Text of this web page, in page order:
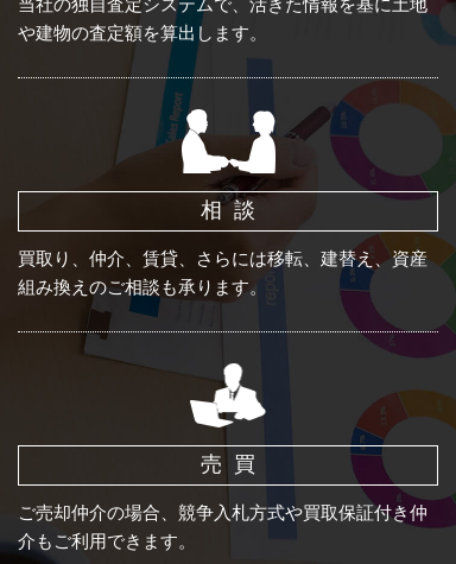
や建物の査定額を算出します。
相談
買取り、仲介、賃貸、さらには移転、建替え、資産
組み換えのご相談も承ります。
売買
ご売却仲介の場合、競争入札方式や買取保証付き仲
介もご利用できます。